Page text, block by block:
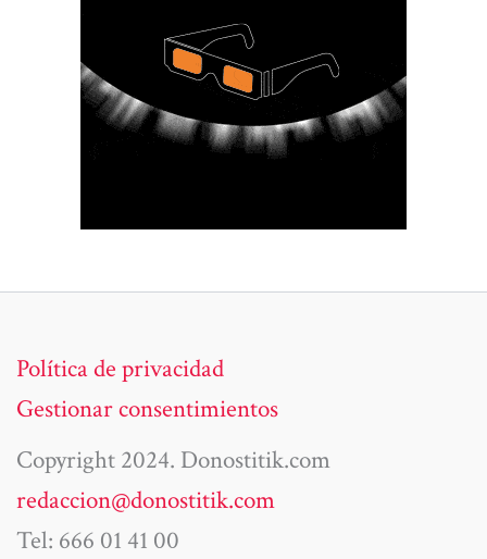
Política de privacidad
Gestionar consentimientos
Copyright 2024. Donostitik.com
redaccion@donostitik.com
Tel: 666 01 41 00